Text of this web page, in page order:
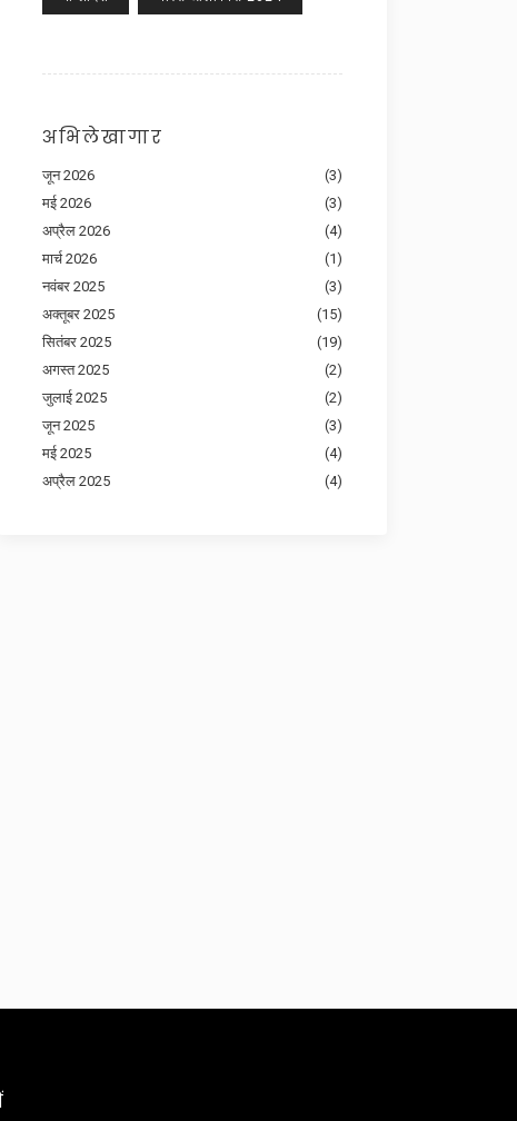
अभिलेखागार
जून 2026
(3)
मई 2026
(3)
अप्रैल 2026
(4)
मार्च 2026
(1)
नवंबर 2025
(3)
अक्तूबर 2025
(15)
सितंबर 2025
(19)
अगस्त 2025
(2)
जुलाई 2025
(2)
जून 2025
(3)
मई 2025
(4)
अप्रैल 2025
(4)